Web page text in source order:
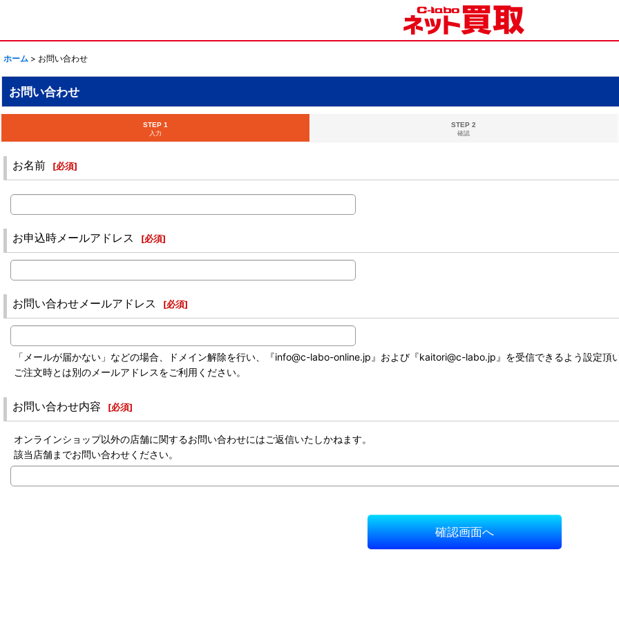
ホーム > お問い合わせ
お問い合わせ
STEP 1
入力
STEP 2
確認
お名前 [必須]
お申込時メールアドレス [必須]
お問い合わせメールアドレス [必須]
「メールが届かない」などの場合、ドメイン解除を行い、『info@c-labo-online.jp』および『kaitori@c-labo.jp』を受信できるよう設定頂
ご注文時とは別のメールアドレスをご利用ください。
お問い合わせ内容 [必須]
オンラインショップ以外の店舗に関するお問い合わせにはご返信いたしかねます。
該当店舗までお問い合わせください。
確認画面へ